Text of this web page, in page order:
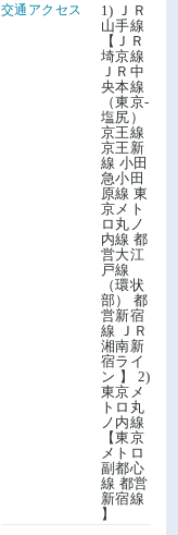
交通アクセス
1) ＪＲ
山手線
【ＪＲ
埼京線
ＪＲ中
央本線
（東京-
塩尻）
京王線
京王新
線 小田
急小田
原線 東
京メト
ロ丸ノ
内線 都
営大江
戸線
（環状
部） 都
営新宿
線 ＪＲ
湘南新
宿ライ
ン 】 2)
東京メ
トロ丸
ノ内線
【東京
メトロ
副都心
線 都営
新宿線
】